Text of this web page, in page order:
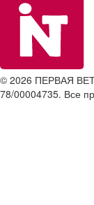
© 2026 ПЕРВАЯ
78/00004735. Все